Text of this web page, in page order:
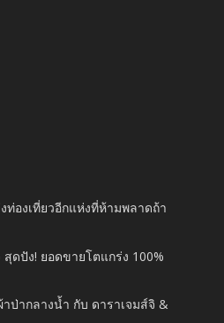
ท่องเที่ยวอีกแห่งที่ห้ามพลาดถ้า
ดปัง! ยอดขายโตแกร่ง 100%
ป่ากลางน้ำ กับ ดาราเจมส์จิ &